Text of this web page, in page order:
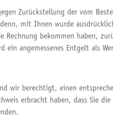
Zurückstellung der vom
mit Ihnen wurde
bekommen haben,
angemessenes Entgelt als
wir berechtigt, einen
erbracht haben, dass Sie